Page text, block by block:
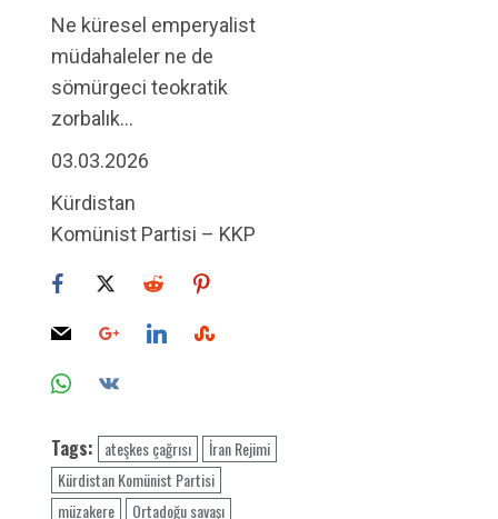
Ne küresel emperyalist
müdahaleler ne de
sömürgeci teokratik
zorbalık…
03.03.2026
Kürdistan
Komünist Partisi – KKP
Tags: ateşkes çağrısı
İran Rejimi
Kürdistan Komünist Partisi
müzakere
Ortadoğu savaşı